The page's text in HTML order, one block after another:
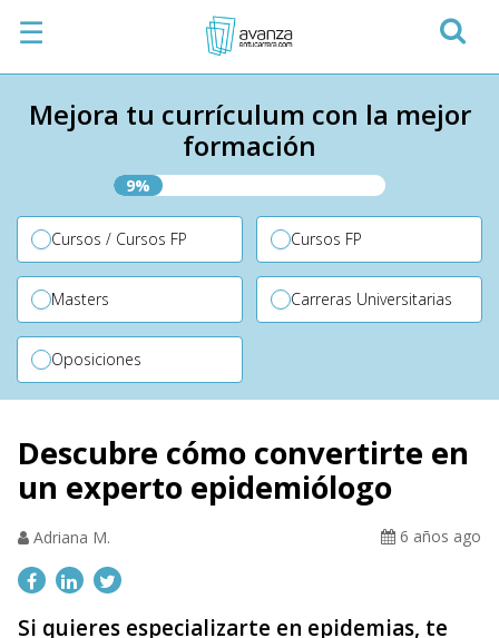
☰
Mejora tu currículum con la mejor
formación
9%
Cursos / Cursos FP Cursos FP
Masters Carreras Universitarias
Oposiciones
Descubre cómo convertirte en
un experto epidemiólogo
Adriana M. 6 años ago
Si quieres especializarte en epidemias, te